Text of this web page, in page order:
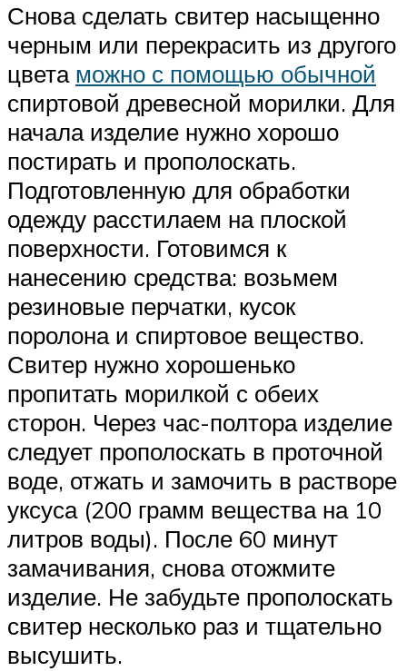
Снова сделать свитер насыщенно
черным или перекрасить из другого
цвета можно с помощью обычной
спиртовой древесной морилки. Для
начала изделие нужно хорошо
постирать и прополоскать.
Подготовленную для обработки
одежду расстилаем на плоской
поверхности. Готовимся к
нанесению средства: возьмем
резиновые перчатки, кусок
поролона и спиртовое вещество.
Свитер нужно хорошенько
пропитать морилкой с обеих
сторон. Через час-полтора изделие
следует прополоскать в проточной
воде, отжать и замочить в растворе
уксуса (200 грамм вещества на 10
литров воды). После 60 минут
замачивания, снова отожмите
изделие. Не забудьте прополоскать
свитер несколько раз и тщательно
высушить.